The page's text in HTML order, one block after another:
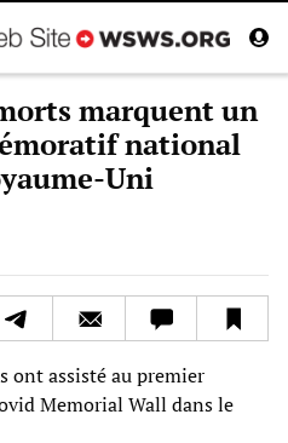
marquent un
national
Uni
ont assisté au premier
Memorial Wall dans le